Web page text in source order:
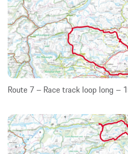
Route 7 – Race track loop long –